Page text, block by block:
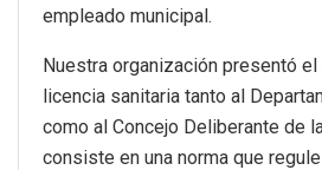
empleado municipal.
Nuestra organización presentó
licencia sanitaria tanto al
como al Concejo Deliberante de
consiste en una norma que